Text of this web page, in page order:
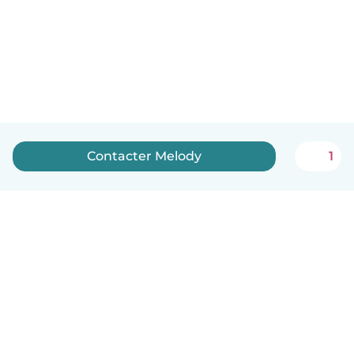
Contacter Melody 1